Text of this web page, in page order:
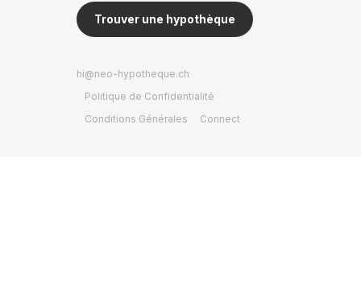
Trouver une hypothèque
hi@neo-hypotheque.ch
Politique de Confidentialité
Conditions Générales
Connect